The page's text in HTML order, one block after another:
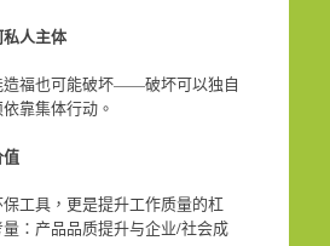
人主体
造福也可能破坏——破坏可以独自
靠集体行动。
工具，更是提升工作质量的杠
：产品品质提升与企业/社会成